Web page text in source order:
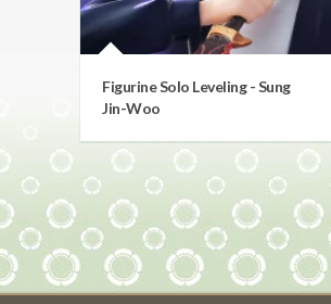
Figurine Solo Leveling - Sung
Jin-Woo